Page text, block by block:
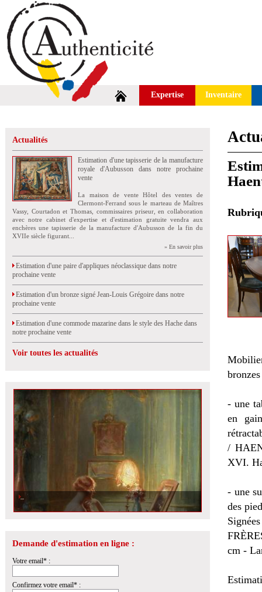
Expertise Inventaire
Actualités
Estimation d'une tapisserie de la manufacture
royale d'Aubusson dans notre prochaine
vente
La maison de vente Hôtel des ventes de
Clermont-Ferrand sous le marteau de Maîtres
Vassy, Courtadon et Thomas, commissaires priseur, en collaboration
avec notre cabinet d'expertise et d'estimation gratuite vendra aux
enchères une tapisserie de la manufacture d'Aubusson de la fin du
XVIIe siècle figurant...
» En savoir plus
Estimation d'une paire d'appliques néoclassique dans notre
prochaine vente
Estimation d'un bronze signé Jean-Louis Grégoire dans notre
prochaine vente
Estimation d'une commode mazarine dans le style des Hache dans
notre prochaine vente
Voir toutes les actualités
Demande d'estimation en ligne :
Votre email* :
Confirmez votre email* :
- une
en
/
XVI.
- une
des
cm -